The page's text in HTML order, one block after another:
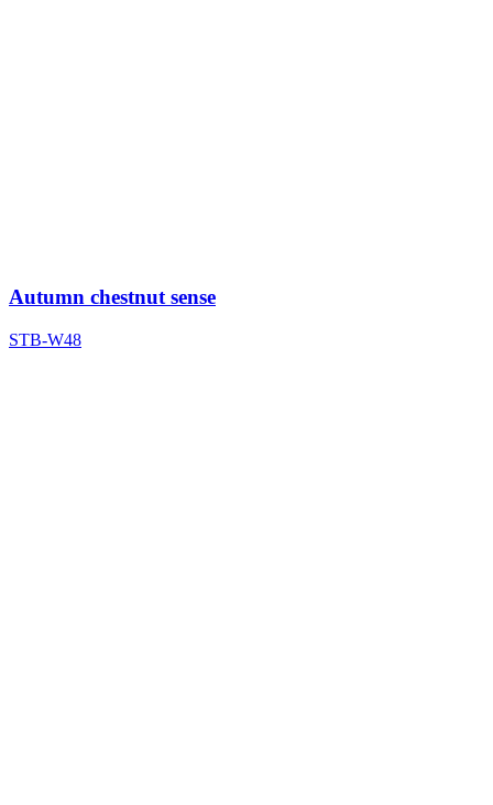
Autumn chestnut sense
STB-W48